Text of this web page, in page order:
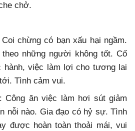
chở.
chừng có bạn xấu hại ngầm.
những người không tốt. Cố
hành, việc làm lợi cho tương lai
Tình cảm vui.
: Công ăn việc làm hơi sút giảm
nỗi nào. Gia đạo có hỷ sự. Tình
được hoàn toàn thoải mái, vui